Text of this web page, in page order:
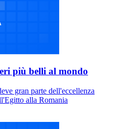
più belli al mondo
gran parte dell'eccellenza
alla Romania